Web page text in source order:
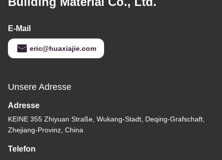
E-Mail
eric@huaxiajie.com
Unsere Adresse
Adresse
KEINE 355 Zhiyuan Straße, Wukang-Stadt, Deqing-Grafschaft,
Zhejiang-Provinz, China
Telefon